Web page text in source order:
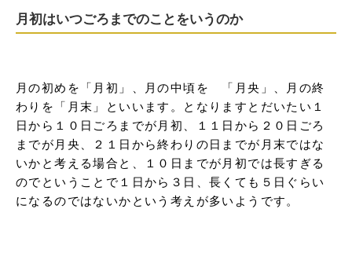
月初はいつごろまでのことをいうのか
月の初めを「月初」、月の中頃を　「月央」、月の終
わりを「月末」といいます。となりますとだいたい１
日から１０日ごろまでが月初、１１日から２０日ごろ
までが月央、２１日から終わりの日までが月末ではな
いかと考える場合と、１０日までが月初では長すぎる
のでということで１日から３日、長くても５日ぐらい
になるのではないかという考えが多いようです。